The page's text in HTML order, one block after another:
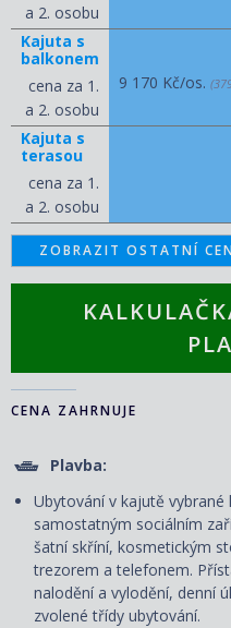
a 2. osobu
Kajuta s
balkonem
cena za 1.
a 2. osobu
9 170 Kč/os.
Kajuta s
terasou
cena za 1.
a 2. osobu
ZOBRAZIT OSTATNÍ
CENA ZAHRNUJE
Plavba:
Ubytování v kajutě
samostatným sociálním
šatní skříní, kosmetickým
trezorem a telefonem. P
nalodění a vylodění, denní
zvolené třídy ubytování.